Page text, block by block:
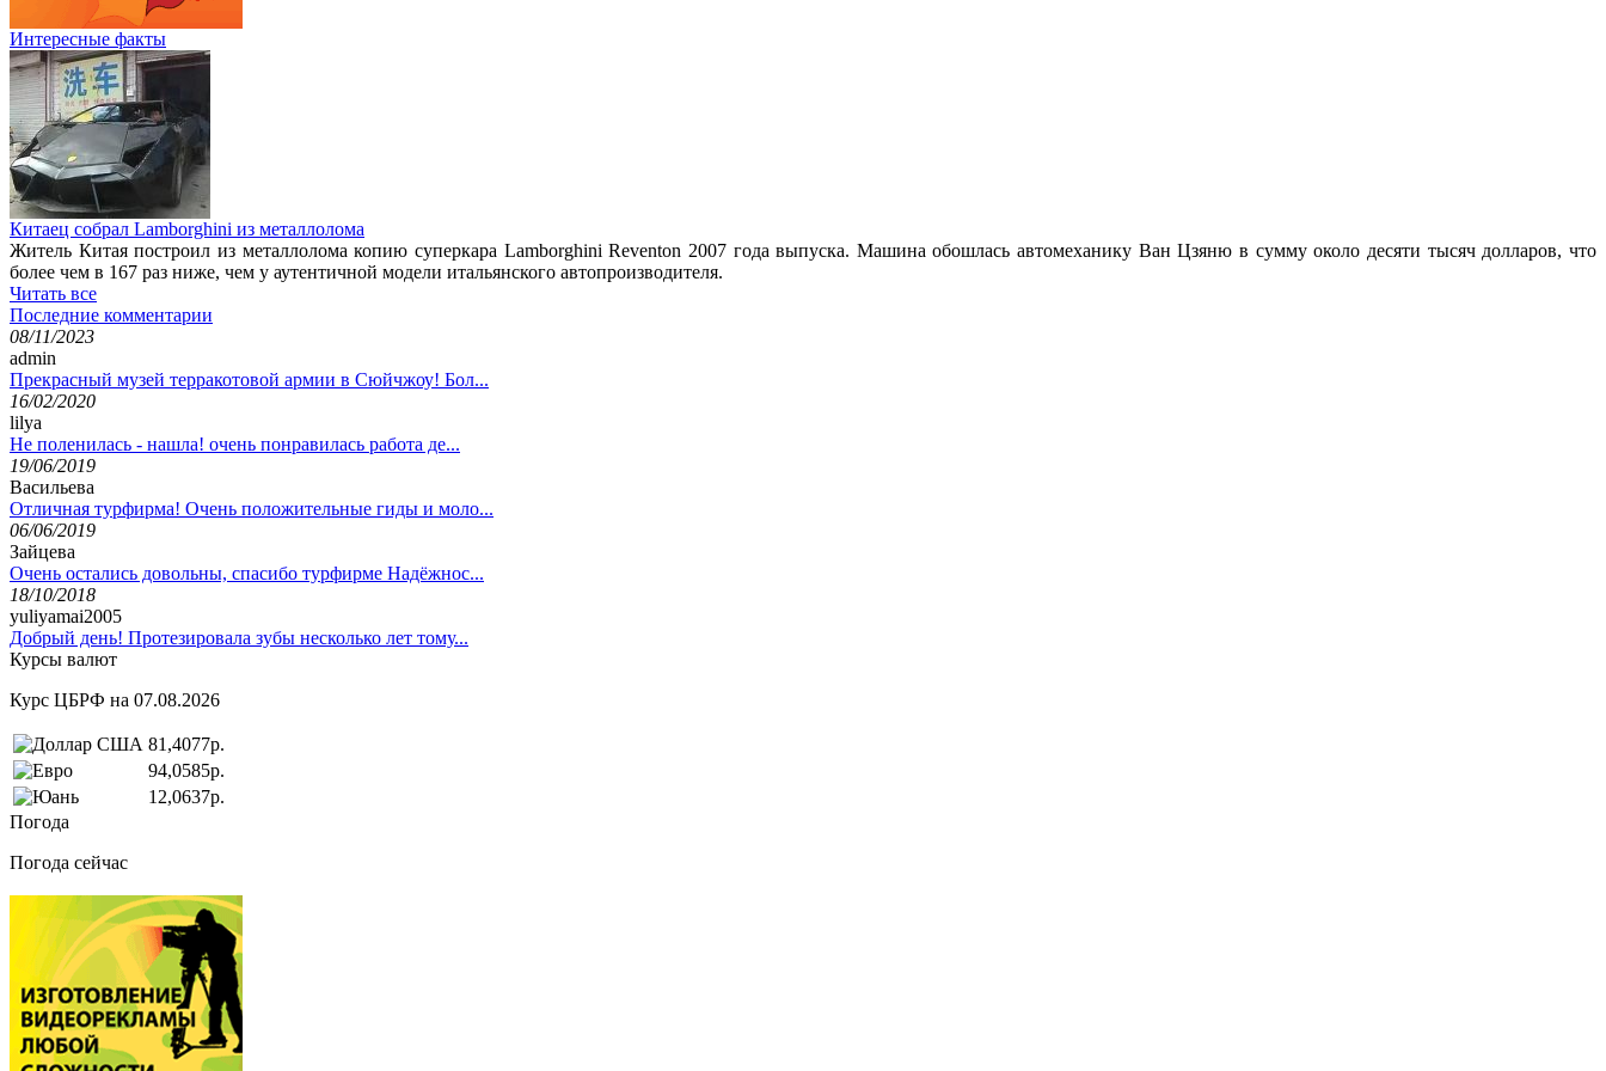
Интересные факты
Китаец собрал Lamborghini из металлолома
Житель Китая построил из металлолома копию суперкара Lamborghini Reventon 2007 года выпуска. Машина обошлась автомеханику Ван Цзяню в сумму около десяти тысяч долларов, что
более чем в 167 раз ниже, чем у аутентичной модели итальянского автопроизводителя.
Читать все
Последние комментарии
08/11/2023
admin
Прекрасный музей терракотовой армии в Сюйчжоу! Бол...
16/02/2020
lilya
Не поленилась - нашла! очень понравилась работа де...
19/06/2019
Васильева
Отличная турфирма! Очень положительные гиды и моло...
06/06/2019
Зайцева
Очень остались довольны, спасибо турфирме Надёжнос...
18/10/2018
yuliyamai2005
Добрый день! Протезировала зубы несколько лет тому...
Курсы валют
Курс ЦБРФ на 07.08.2026
81,4077р.
94,0585р.
12,0637р.
Погода
Погода сейчас